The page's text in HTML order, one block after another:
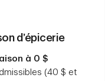
d’épicerie
à 0 $
(40 $ et